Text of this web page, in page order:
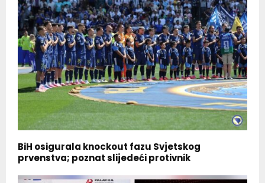
BiH osigurala knockout fazu Svjetskog
prvenstva; poznat slijedeći protivnik